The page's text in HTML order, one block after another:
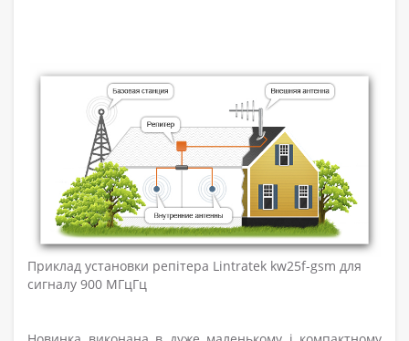
Приклад установки репітера Lintratek kw25f-gsm для
сигналу 900 МГцГц